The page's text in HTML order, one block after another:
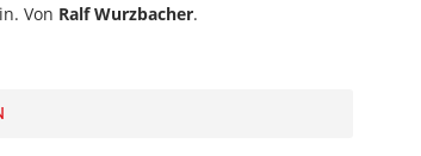
Von Ralf Wurzbacher.